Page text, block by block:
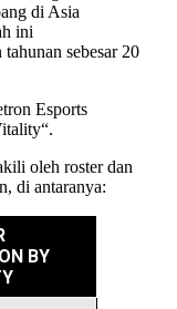
di Asia
ini
sebesar 20
Esports
oleh roster dan
di antaranya:
BY